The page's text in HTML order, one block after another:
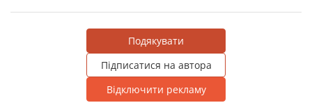
Подякувати
Підписатися на автора
Відключити рекламу